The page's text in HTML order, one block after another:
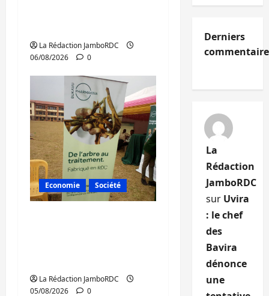
La Rédaction JamboRDC
06/08/2026
0
Economie Société
La Rédaction JamboRDC
05/08/2026
0
Derniers
La
Rédaction
JamboRDC
sur Uvira
: le chef
des
Bavira
dénonce
une